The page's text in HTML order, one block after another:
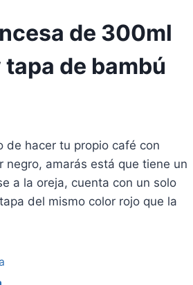
de 300ml
de bambú
de hacer tu propio café con
negro, amarás está que tiene un
a la oreja, cuenta con un solo
del mismo color rojo que la